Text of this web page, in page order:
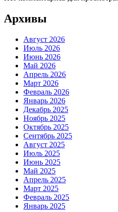
Архивы
Август 2026
Июль 2026
Июнь 2026
Май 2026
Апрель 2026
Март 2026
Февраль 2026
Январь 2026
Декабрь 2025
Ноябрь 2025
Октябрь 2025
Сентябрь 2025
Август 2025
Июль 2025
Июнь 2025
Май 2025
Апрель 2025
Март 2025
Февраль 2025
Январь 2025